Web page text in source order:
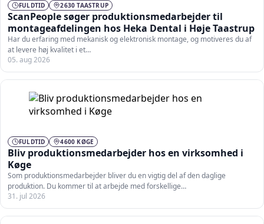
FULDTID 2630 TAASTRUP
ScanPeople søger produktionsmedarbejder til
montageafdelingen hos Heka Dental i Høje Taastrup
Har du erfaring med mekanisk og elektronisk montage, og motiveres du af
at levere høj kvalitet i et…
05. aug 2026
FULDTID 4600 KØGE
Bliv produktionsmedarbejder hos en virksomhed i
Køge
Som produktionsmedarbejder bliver du en vigtig del af den daglige
produktion. Du kommer til at arbejde med forskellige…
31. jul 2026